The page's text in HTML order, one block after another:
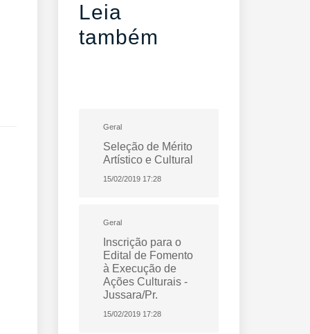
Leia
também
Geral
Seleção de Mérito
Artístico e Cultural
15/02/2019 17:28
Geral
Inscrição para o
Edital de Fomento
à Execução de
Ações Culturais -
Jussara/Pr.
15/02/2019 17:28